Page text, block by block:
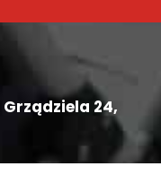
24,